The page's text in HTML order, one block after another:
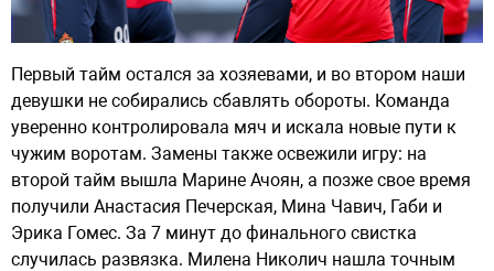
Первый тайм остался за хозяевами, и во втором наши
девушки не собирались сбавлять обороты. Команда
уверенно контролировала мяч и искала новые пути к
чужим воротам. Замены также освежили игру: на
второй тайм вышла Марине Ачоян, а позже свое время
получили Анастасия Печерская, Мина Чавич, Габи и
Эрика Гомес. За 7 минут до финального свистка
случилась развязка. Милена Николич нашла точным